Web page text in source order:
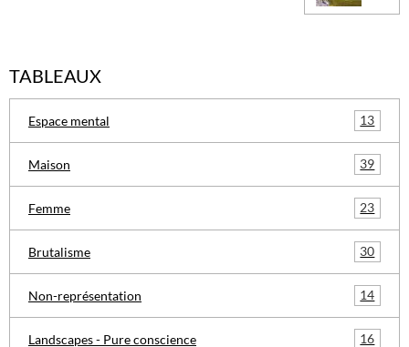
TABLEAUX
Espace mental 13
Maison 39
Femme 23
Brutalisme 30
Non-représentation 14
Landscapes - Pure conscience 16